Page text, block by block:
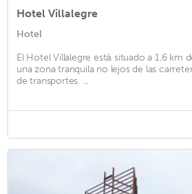
Hotel Villalegre
Hotel
El Hotel Villalegre está situado a 1,6 km
una zona tranquila no lejos de las
de transportes. ...